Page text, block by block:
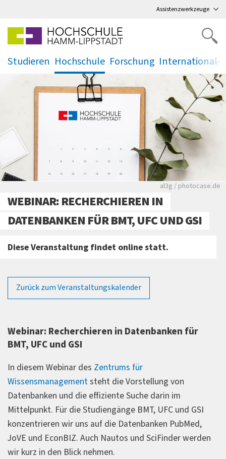
Assistenzwerkzeuge
Studieren Hochschule
.
Forschung
.
Rote leere
al3g / photocase.de
WEBINAR: RECHERCHIEREN IN
DATENBANKEN FÜR BMT, UFC UND GSI
Diese Veranstaltung findet online statt.
Zurück zum Veranstaltungskalender
Webinar: Recherchieren in Datenbanken für
BMT, UFC und GSI
In diesem Webinar des Zentrums für
Wissensmanagementsteht die Vorstellung von
Datenbanken und die effiziente Suche darin im
Mittelpunkt. Für die Studiengänge BMT, UFC und GSI
konzentrieren wir uns auf die Datenbanken PubMed,
JoVE und EconBIZ. Auch Nautos und SciFinder werden
wir kurz in den Blick nehmen.